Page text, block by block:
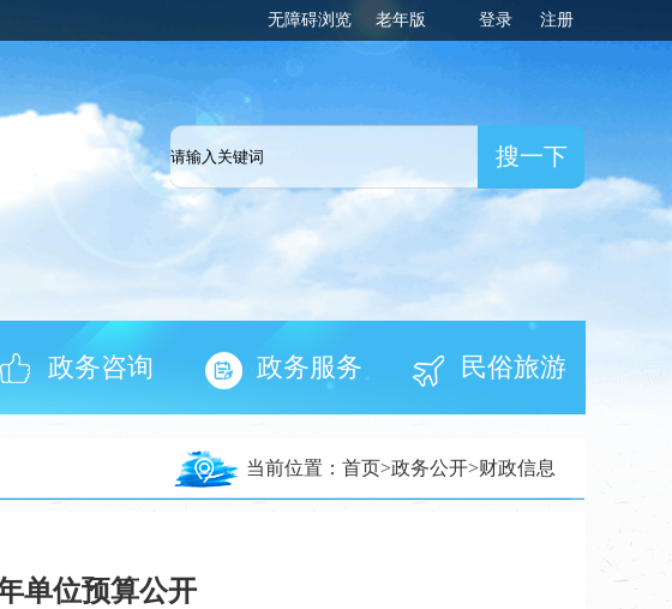
无障碍浏览 老年版 登录 注册
政务咨询 政务服务 民俗旅游
当前位置： 首页>政务公开>财政信息
单位预算公开